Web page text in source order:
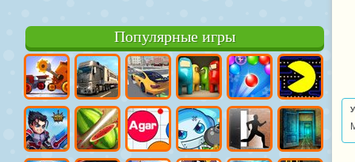
Популярные игры